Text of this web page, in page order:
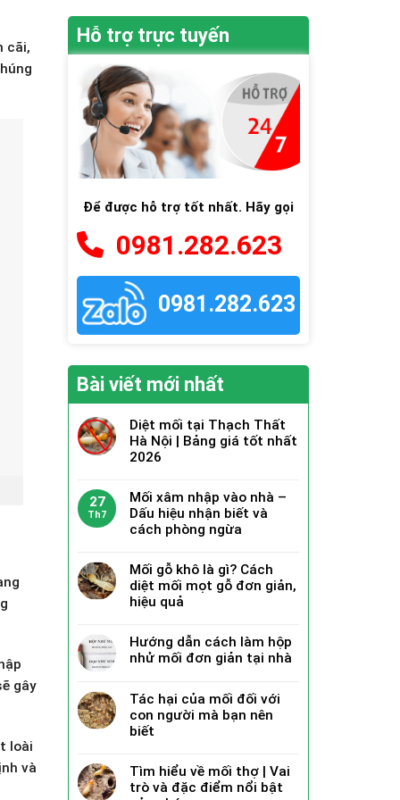
cãi,
gây
loài
và
Hỗ trợ trực tuyến
Để được hỗ trợ tốt nhất. Hãy gọi
0981.282.623
0981.282.623
Bài viết mới nhất
Diệt mối tại Thạch Thất
Hà Nội | Bảng giá tốt nhất
2026
27
Th7
Mối xâm nhập vào nhà –
Dấu hiệu nhận biết và
cách phòng ngừa
Mối gỗ khô là gì? Cách
diệt mối mọt gỗ đơn giản,
hiệu quả
Hướng dẫn cách làm hộp
nhử mối đơn giản tại nhà
Tác hại của mối đối với
con người mà bạn nên
biết
Tìm hiểu về mối thợ | Vai
trò và đặc điểm nổi bật